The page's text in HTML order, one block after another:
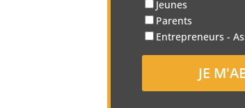
Jeunes
Parents
Entrepreneurs -